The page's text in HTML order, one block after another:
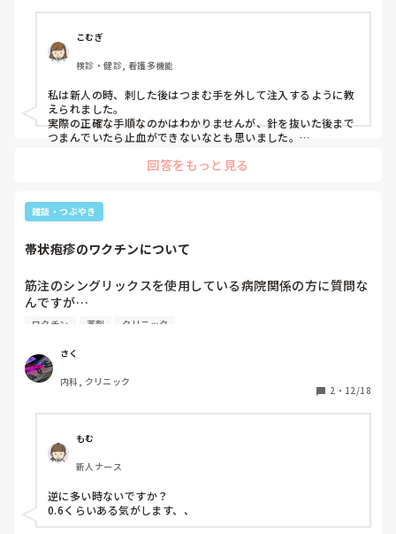
こむぎ
検診・健診, 看護多機能
私は新人の時、刺した後はつまむ手を外して注入するように教
えられました。
実際の正確な手順なのかはわかりませんが、針を抜いた後まで
つまんでいたら止血ができないなとも思いました。
回答をもっと見る
雑談・つぶやき
帯状疱疹のワクチンについて
筋注のシングリックスを使用している病院関係の方に質問な
んですが…
か？ギリギリだったり少ない？って思う時ないですか？
ワクチン 薬剤 クリニック
さく
内科, クリニック
2 ・ 12/18
もむ
新人ナース
逆に多い時ないですか？
0.6くらいある気がします、、